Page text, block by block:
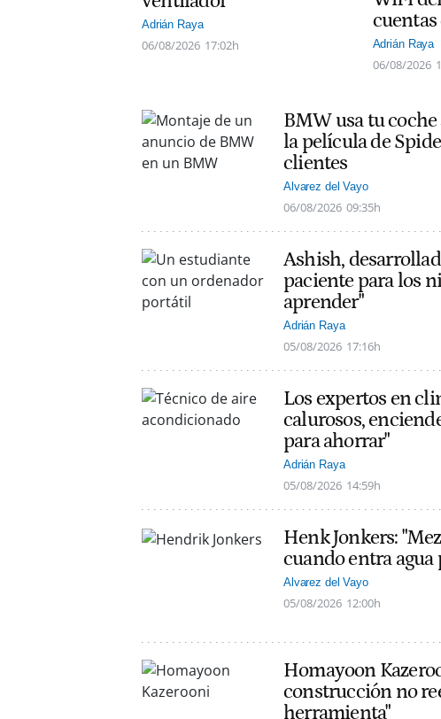
Adrián Raya
06/08/2026 17:02h
cuentas
Adrián Raya
06/08/2026
BMW usa tu
la película de
clientes
Alvarez del Vayo
06/08/2026 09:35h
Ashish,
paciente para los
aprender"
Adrián Raya
05/08/2026 17:16h
Los expertos en
calurosos,
para ahorrar"
Adrián Raya
05/08/2026 14:59h
Henk Jonkers:
cuando entra agua
Alvarez del Vayo
05/08/2026 12:00h
Homayoon
construcción no
herramienta"